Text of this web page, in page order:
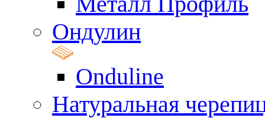
Ондулин
Onduline
Натуральная